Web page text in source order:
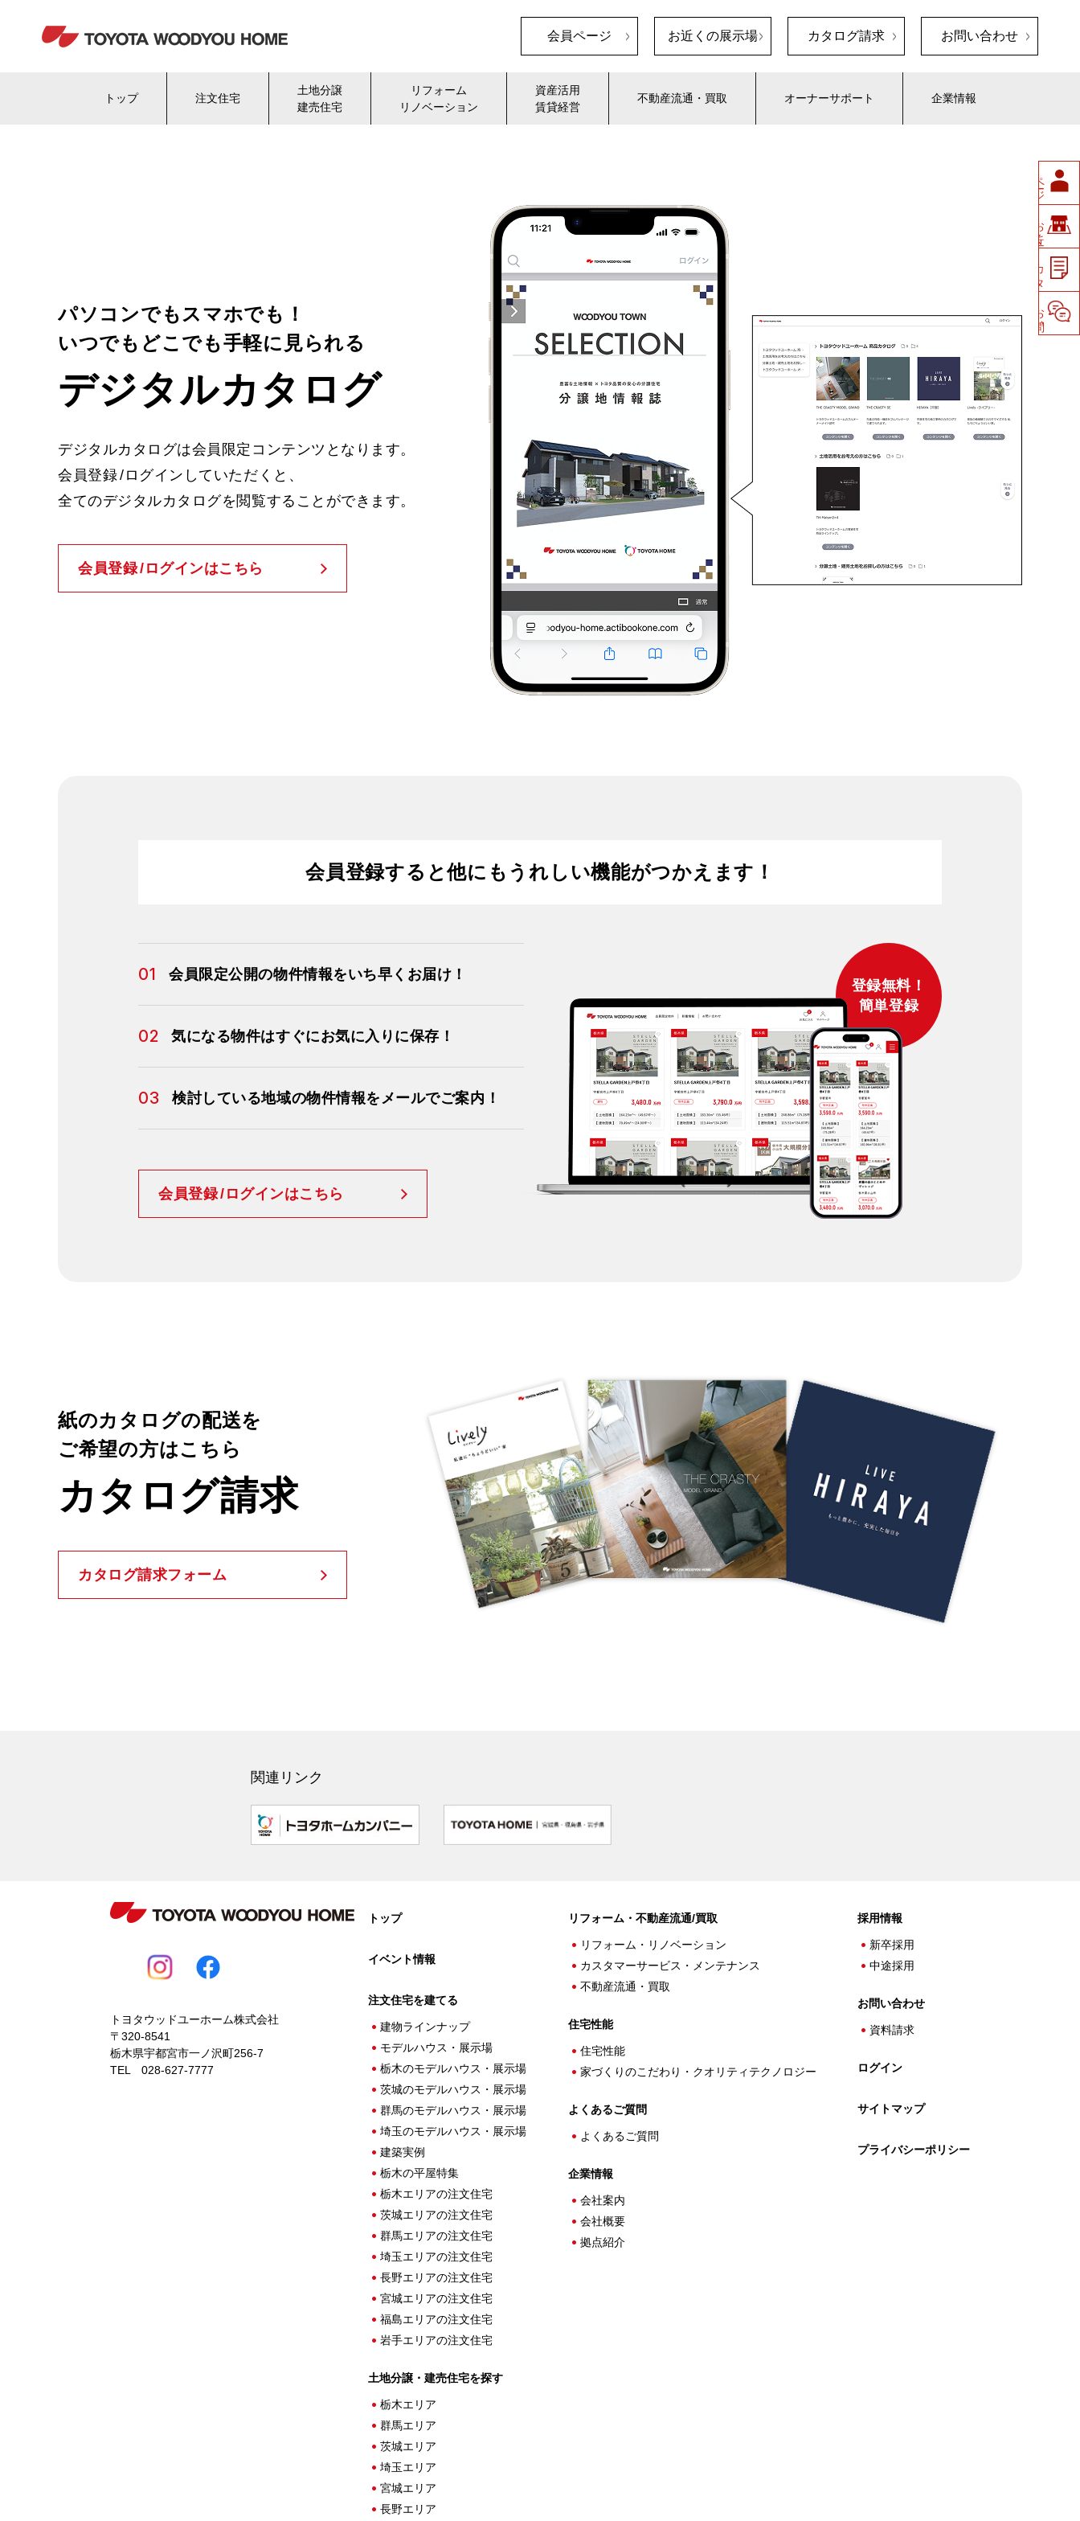
会員ページ お近くの展示場 カタログ請求 お問い合わせ
トップ 注文住宅
土地分譲
建売住宅
リフォーム
リノベーション
資産活用
賃貸経営
不動産流通・買取 オーナーサポート 企業情報
パソコンでもスマホでも！
いつでもどこでも手軽に見られる
デジタルカタログ
デジタルカタログは会員限定コンテンツとなります。
会員登録/ ログインしていただくと、
全てのデジタルカタログを閲覧することができます。
会員登録/ ログインはこちら
会員登録すると他にもうれしい機能がつかえます！
01 会員限定公開の物件情報をいち早くお届け！
02 気になる物件はすぐにお気に入りに保存！
03 検討している地域の物件情報をメールでご案内！
会員登録/ ログインはこちら
登録無料！
簡単登録
紙のカタログの配送を
ご希望の方はこちら
カタログ請求
カタログ請求フォーム
関連リンク
トヨタウッドユーホーム株式会社
〒320-8541
栃木県宇都宮市一ノ沢町256-7
TEL 028-627-7777
トップ
イベント情報
注文住宅を建てる
建物ラインナップ
モデルハウス・展示場
栃木のモデルハウス・展示場
茨城のモデルハウス・展示場
群馬のモデルハウス・展示場
埼玉のモデルハウス・展示場
建築実例
栃木の平屋特集
栃木エリアの注文住宅
茨城エリアの注文住宅
群馬エリアの注文住宅
埼玉エリアの注文住宅
長野エリアの注文住宅
宮城エリアの注文住宅
福島エリアの注文住宅
岩手エリアの注文住宅
土地分譲・建売住宅を探す
栃木エリア
群馬エリア
茨城エリア
埼玉エリア
宮城エリア
長野エリア
リフォーム・不動産流通/買取
リフォーム・リノベーション
カスタマーサービス・メンテナンス
不動産流通・買取
住宅性能
住宅性能
家づくりのこだわり・クオリティテクノロジー
よくあるご質問
よくあるご質問
企業情報
会社案内
会社概要
拠点紹介
採用情報
新卒採用
中途採用
お問い合わせ
資料請求
ログイン
サイトマップ
プライバシーポリシー
ペ
ージ
お
近く
の
カ
タ
ロ
グ
お
問い
合
わ
せ